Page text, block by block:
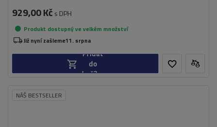
929,00 Kč s DPH
Produkt dostupný ve velkém množství
Již nyní zašleme11. srpna
Přidat
do
košíku
NÁŠ BESTSELLER